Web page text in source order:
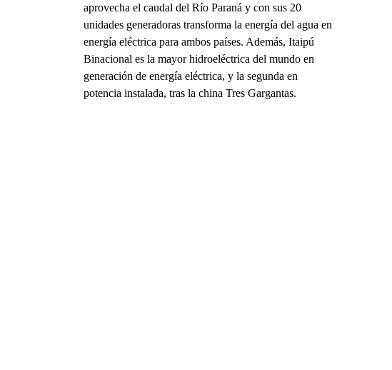
aprovecha el caudal del Río Paraná y con sus 20
unidades generadoras transforma la energía del agua en
energía eléctrica para ambos países. Además, Itaipú
Binacional es la mayor hidroeléctrica del mundo en
generación de energía eléctrica, y la segunda en
potencia instalada, tras la china Tres Gargantas.